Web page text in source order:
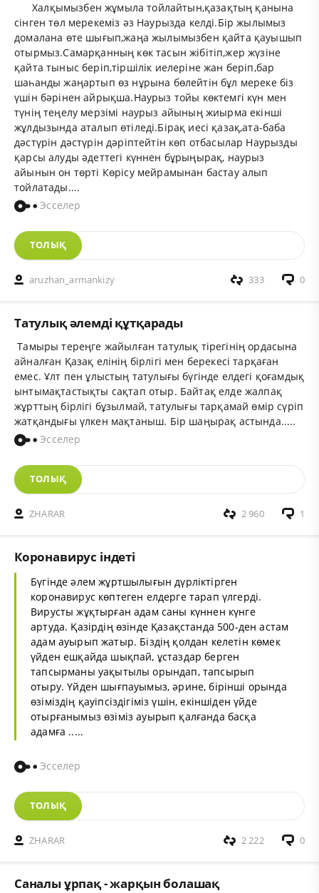
Халқымызбен жұмыла тойлайтын,қазақтың қанына
сінген төл мерекеміз әз Наурызда келді.Бір жылымыз
домалана өте шығып,жаңа жылымызбен қайта қауышып
отырмыз.Самарқанның көк тасын жібітіп,жер жүзіне
қайта тыныс беріп,тіршілік иелеріне жан беріп,бар
шаһанды жаңартып өз нұрына бөлейтін бұл мереке біз
үшін бәрінен айрықша.Наурыз тойы көктемгі күн мен
түнің теңелу мерзімі наурыз айының жиырма екінші
жұлдызында аталып өтіледі.Бірақ иесі қазақ,ата-баба
дәстүрін дәстүрін дәріптейтін көп отбасылар Наурызды
қарсы алуды әдеттегі күннен бұрыңырақ, наурыз
айынын он төрті Көрісу мейрамынан бастау алып
тойлатады....
Эсселер
ТОЛЫҚ
aruzhan_armankizy 0
333
Татулық әлемді құтқарады
Тамыры тереңге жайылған татулық тірегінің ордасына
айналған Қазақ елінің бірлігі мен берекесі тарқаған
емес. Ұлт пен ұлыстың татулығы бүгінде елдегі қоғамдық
ынтымақтастықты сақтап отыр. Байтақ елде жалпақ
жұрттың бірлігі бұзылмай, татулығы тарқамай өмір сүріп
жатқандығы үлкен мақтаныш. Бір шаңырақ астында.....
Эсселер
ТОЛЫҚ
ZHARAR 1
2 960
Коронавирус індеті
Бүгінде әлем жұртшылығын дүрліктірген
коронавирус көптеген елдерге тарап үлгерді.
Вирусты жұқтырған адам саны күннен күнге
артуда. Қазірдің өзінде Қазақстанда 500-ден астам
адам ауырып жатыр. Біздің қолдан келетін көмек
үйден ешқайда шықпай, ұстаздар берген
тапсырманы уақытылы орындап, тапсырып
отыру. Үйден шығпауымыз, әрине, бірінші орында
өзіміздің қауіпсіздігіміз үшін, екіншіден үйде
отырғанымыз өзіміз ауырып қалғанда басқа
адамға .....
Эсселер
ТОЛЫҚ
ZHARAR 0
2 222
Саналы ұрпақ - жарқын болашақ